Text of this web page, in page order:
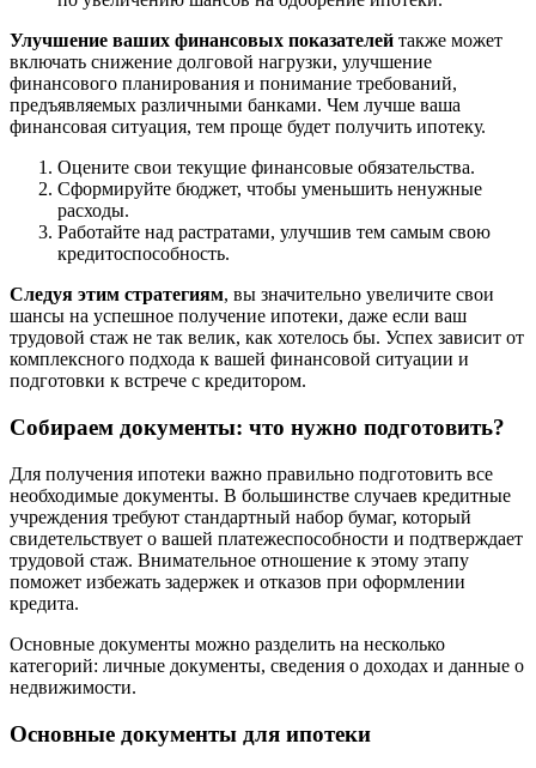
Улучшение ваших финансовых показателей также может
включать снижение долговой нагрузки, улучшение
финансового планирования и понимание требований,
предъявляемых различными банками. Чем лучше ваша
финансовая ситуация, тем проще будет получить ипотеку.
Оцените свои текущие финансовые обязательства.
Сформируйте бюджет, чтобы уменьшить ненужные
расходы.
Работайте над растратами, улучшив тем самым свою
кредитоспособность.
Следуя этим стратегиям, вы значительно увеличите свои
шансы на успешное получение ипотеки, даже если ваш
трудовой стаж не так велик, как хотелось бы. Успех зависит от
комплексного подхода к вашей финансовой ситуации и
подготовки к встрече с кредитором.
Собираем документы: что нужно подготовить?
Для получения ипотеки важно правильно подготовить все
необходимые документы. В большинстве случаев кредитные
учреждения требуют стандартный набор бумаг, который
свидетельствует о вашей платежеспособности и подтверждает
трудовой стаж. Внимательное отношение к этому этапу
поможет избежать задержек и отказов при оформлении
кредита.
Основные документы можно разделить на несколько
категорий: личные документы, сведения о доходах и данные о
недвижимости.
Основные документы для ипотеки